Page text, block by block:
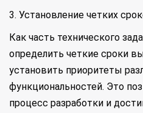
3. Установление четких
Как часть технического
определить четкие сроки
установить приоритеты
функциональностей. Это
процесс разработки и